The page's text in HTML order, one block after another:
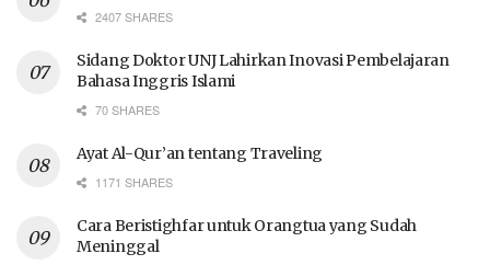
2407 SHARES
Sidang Doktor UNJ Lahirkan Inovasi Pembelajaran
Bahasa Inggris Islami
70 SHARES
Ayat Al-Qur’an tentang Traveling
1171 SHARES
Cara Beristighfar untuk Orangtua yang Sudah
Meninggal